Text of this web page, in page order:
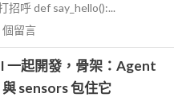
招呼 def say_hello():...
個留言
一起開發，骨架：Agent
sensors 包住它